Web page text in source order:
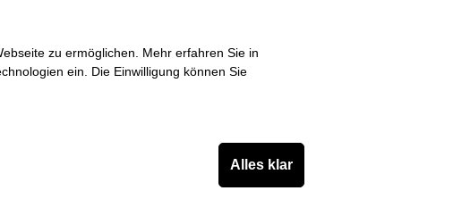
zu ermöglichen. Mehr erfahren Sie in
ein. Die Einwilligung können Sie
Alles klar